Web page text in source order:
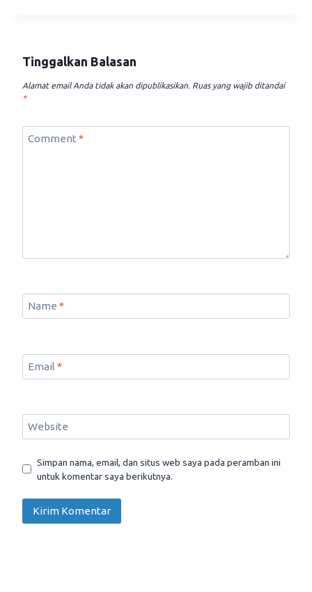
Tinggalkan Balasan
Alamat email Anda tidak akan dipublikasikan. Ruas yang wajib ditandai
*
Comment *
Name *
Email *
Website
Simpan nama, email, dan situs web saya pada peramban ini
untuk komentar saya berikutnya.